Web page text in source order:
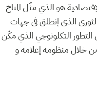
هو الذي مثّل المناخ
الذي إنطلق في جهات
التطور التكلونوجي الذي مكّن
يفرضه النظام من خلال منظومة إعلامه و